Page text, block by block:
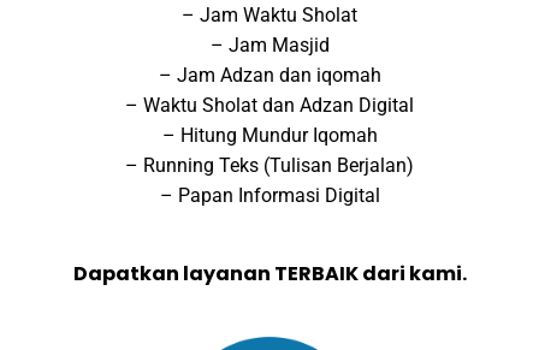
– Jam Waktu Sholat
– Jam Masjid
– Jam Adzan dan iqomah
– Waktu Sholat dan Adzan Digital
– Hitung Mundur Iqomah
– Running Teks (Tulisan Berjalan)
– Papan Informasi Digital
Dapatkan layanan TERBAIK dari kami.